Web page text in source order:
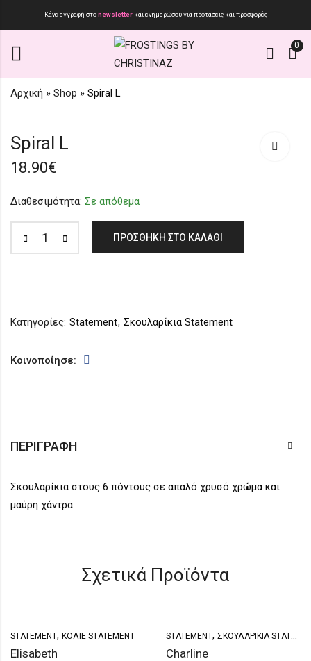
Κάνε εγγραφή στοnewsletter και ενημερώσου για προτάσεις και προσφορές
0
Αρχική » Shop » Spiral L
Spiral L
18.90€
Διαθεσιμότητα: Σε απόθεμα
ΠΡΟΣΘΉΚΗ ΣΤΟ ΚΑΛΆΘΙ
Κατηγορίες: Statement, Σκουλαρίκια Statement
Κοινοποίησε:
ΠΕΡΙΓΡΑΦΉ
Σκουλαρίκια στους 6 πόντους σε απαλό χρυσό χρώμα και
μαύρη χάντρα.
Σχετικά Προϊόντα
STATEMENT, ΚΟΛΙΈ STATEMENT
Elisabeth
STATEMENT, ΣΚΟΥΛΑΡΊΚΙΑ STATEMENT
Charline